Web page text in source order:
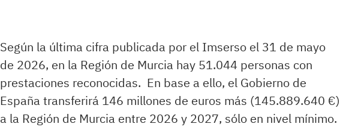
Según la última cifra publicada por el Imserso el 31 de mayo
de 2026, en la Región de Murcia hay 51.044 personas con
prestaciones reconocidas. En base a ello, el Gobierno de
España transferirá 146 millones de euros más (145.889.640 €)
a la Región de Murcia entre 2026 y 2027, sólo en nivel mínimo.